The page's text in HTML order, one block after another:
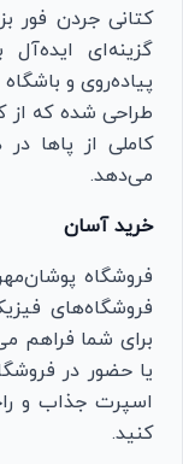
کتانی جردن فور
گزینه‌ای
پیاده‌روی و
طراحی شده که
کاملی از پاها
می‌دهد.
خرید آسان
فروشگاه
فروشگاه‌های
برای شما فراهم
یا حضور در
اسپرت جذاب و
کنید.